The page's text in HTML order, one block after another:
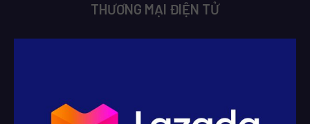
THƯƠNG MẠI ĐIỆN TỬ